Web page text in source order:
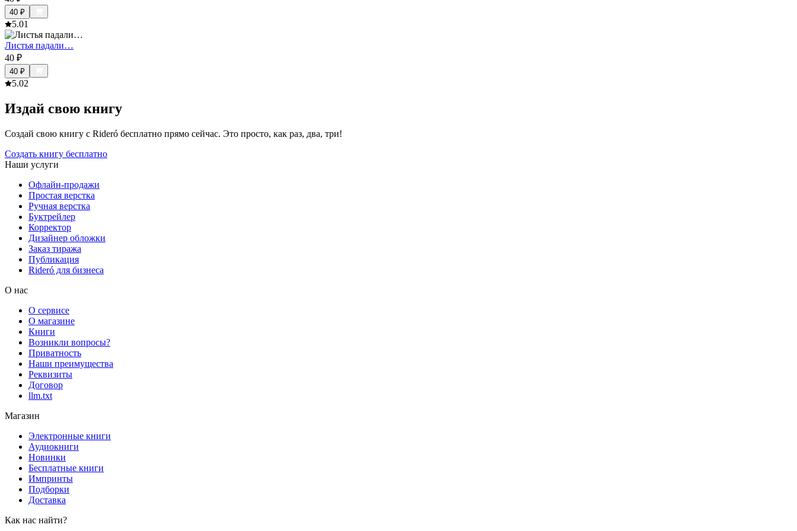
40 ₽
5.01
Листья падали…
40 ₽
40 ₽
5.02
Издай свою книгу
Создай свою книгу с Rideró бесплатно прямо сейчас. Это просто, как раз, два, три!
Создать книгу бесплатно
Наши услуги
Офлайн-продажи
Простая верстка
Ручная верстка
Буктрейлер
Корректор
Дизайнер обложки
Заказ тиража
Публикация
Rideró для бизнеса
О нас
О сервисе
О магазине
Книги
Возникли вопросы?
Приватность
Наши преимущества
Реквизиты
Договор
llm.txt
Магазин
Электронные книги
Аудиокниги
Новинки
Бесплатные книги
Импринты
Подборки
Доставка
Как нас найти?